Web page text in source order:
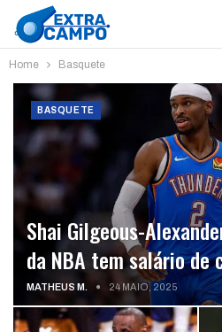
Home Basquete
BASQUETE
Shai Gilgeous-
da NBA tem salário de
MATHEUS M. 24 MAIO, 2025